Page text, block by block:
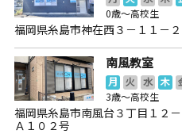
0歳～高校生
福岡県糸島市神在西３－１１－２
南風教室
月 火 水 木
3歳～高校生
福岡県糸島市南風台３丁目１２
Ａ１０２号